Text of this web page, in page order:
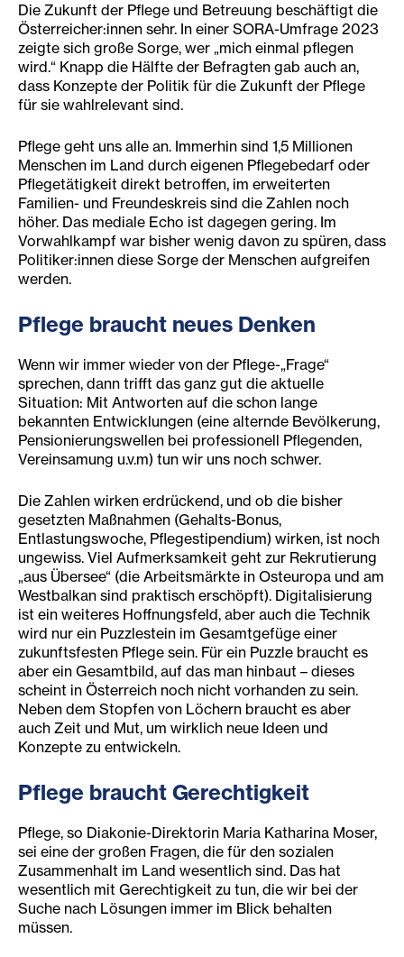
Die Zukunft der Pflege und Betreuung beschäftigt die
Österreicher:innen sehr. In einer SORA-Umfrage 2023
zeigte sich große Sorge, wer „mich einmal pflegen
wird.“ Knapp die Hälfte der Befragten gab auch an,
dass Konzepte der Politik für die Zukunft der Pflege
für sie wahlrelevant sind.
Pflege geht uns alle an. Immerhin sind 1,5 Millionen
Menschen im Land durch eigenen Pflegebedarf oder
Pflegetätigkeit direkt betroffen, im erweiterten
Familien- und Freundeskreis sind die Zahlen noch
höher. Das mediale Echo ist dagegen gering. Im
Vorwahlkampf war bisher wenig davon zu spüren, dass
Politiker:innen diese Sorge der Menschen aufgreifen
werden.
Pflege braucht neues Denken
Wenn wir immer wieder von der Pflege-„Frage“
sprechen, dann trifft das ganz gut die aktuelle
Situation: Mit Antworten auf die schon lange
bekannten Entwicklungen (eine alternde Bevölkerung,
Pensionierungswellen bei professionell Pflegenden,
Vereinsamung u.v.m) tun wir uns noch schwer.
Die Zahlen wirken erdrückend, und ob die bisher
gesetzten Maßnahmen (Gehalts-Bonus,
Entlastungswoche, Pflegestipendium) wirken, ist noch
ungewiss. Viel Aufmerksamkeit geht zur Rekrutierung
„aus Übersee“ (die Arbeitsmärkte in Osteuropa und am
Westbalkan sind praktisch erschöpft). Digitalisierung
ist ein weiteres Hoffnungsfeld, aber auch die Technik
wird nur ein Puzzlestein im Gesamtgefüge einer
zukunftsfesten Pflege sein. Für ein Puzzle braucht es
aber ein Gesamtbild, auf das man hinbaut – dieses
scheint in Österreich noch nicht vorhanden zu sein.
Neben dem Stopfen von Löchern braucht es aber
auch Zeit und Mut, um wirklich neue Ideen und
Konzepte zu entwickeln.
Pflege braucht Gerechtigkeit
Pflege, so Diakonie-Direktorin Maria Katharina Moser,
sei eine der großen Fragen, die für den sozialen
Zusammenhalt im Land wesentlich sind. Das hat
wesentlich mit Gerechtigkeit zu tun, die wir bei der
Suche nach Lösungen immer im Blick behalten
müssen.